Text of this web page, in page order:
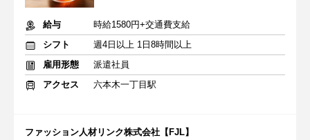
給与
時給1580円+交通費支給
シフト
週4日以上 1日8時間以上
雇用形態
派遣社員
アクセス
六本木一丁目駅
ファッション人材リンク株式会社【FJL】